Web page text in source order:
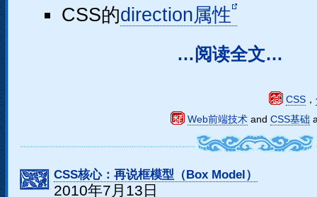
CSS的direction属性
…阅读全文…
CSS ，
Web前端技术 and CSS基础
CSS核心：再说框模型（Box Model）
2010年7月13日